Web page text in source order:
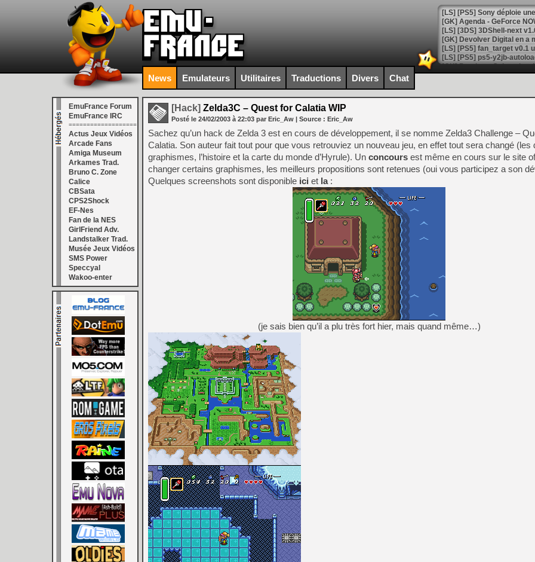
[GK] Agenda - GeForce
[GK] Devolver Digital en a
[LS] [PS5] ps5-y2jb-
[GK] Pourquoi Marvel
[GK] Test : Restory : Chill
[GK] GTA 6 : Rockstar
[GK] Hot Wheels Infinite
[GK] Mémoire cash -
[GK] Résultats Nintendo :
[GK] Déjà des
[Mo5] Brickboy cherche à
[GK] Minecraft et ses «
[GK] Beast of
[GK] Ubisoft : fin de partie
[GK] Mémoire cash -
[GK] Dan Houser (GTA)
[GK] Comment EA Sports
[GK] Crimson Moon : un
[GK] Isle of Reveries : le
[GK] Moonlighter 2 : The
[GK] Capcom relance
[Mo5] Deux inédits du
[GK] Le beat'em up The
[GK] Endless Legend 2 :
[LS] [PS5] Le WebKit
[GK] Oubliez Crazy Taxi,
[LS] [Switch] NSZ 5.0.0
[GK] No More Room in
News Emulateurs Utilitaires Traductions Divers Chat
EmuFrance Forum
EmuFrance IRC
===================
Actus Jeux Vidéos
Arcade Fans
Amiga Museum
Arkames Trad.
Bruno C. Zone
Calice
CBSata
CPS2Shock
EF-Nes
Fan de la NES
GirlFriend Adv.
Landstalker Trad.
Musée Jeux Vidéos
SMS Power
Speccyal
Wakoo-enter
[Hack] Zelda3C – Quest for Calatia WIP
Posté le 24/02/2003 à 22:03 par Eric_Aw | Source : Eric_Aw
Sachez qu’un hack de Zelda 3 est en cours de développement, il se nomme Zelda3 Challenge –
Calatia. Son auteur fait tout pour que vous retrouviez un nouveau jeu, en effet tout sera changé (les
graphismes, l’histoire et la carte du monde d’Hyrule). Un concours est même en cours sur le site
changer certains graphismes, les meilleurs propositions sont retenues (oui vous participez a son
Quelques screenshots sont disponible ici et la:
(je sais bien qu’il a plu très fort hier, mais quand même…)